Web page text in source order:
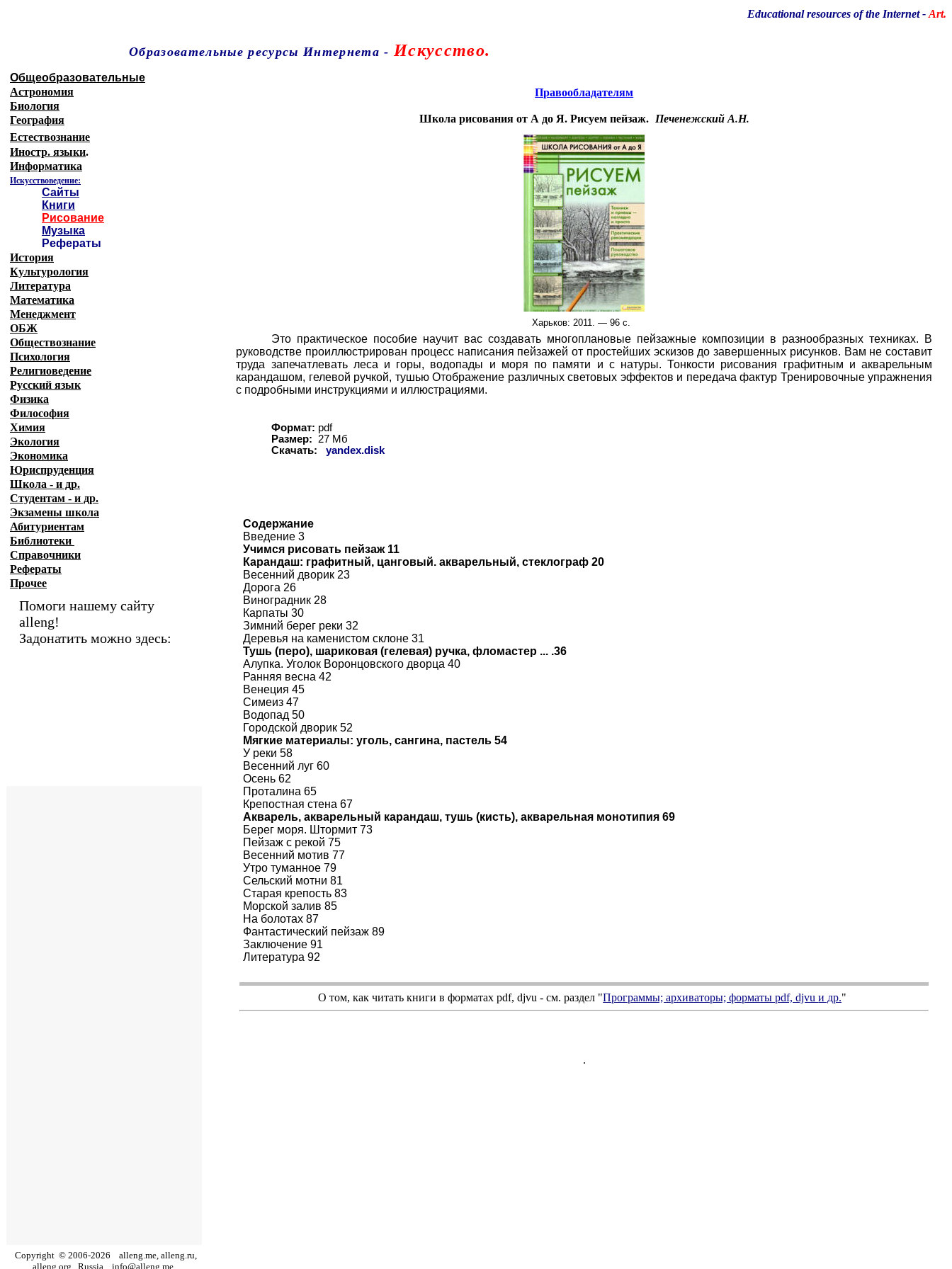
Educational resources of the Internet- Art.
Образовательные ресурсы Интернета - Искусство.
Правообладателям
Школа рисования от А до Я. Рисуем пейзаж. Печенежский А.Н.
Харьков: 2011. —96 с.
Это практическое пособие научит вас создавать многоплановые пейзажные композиции в разнообразных техниках. В
руководстве проиллюстрирован процесс написания пейзажей от простейших эскизов до завершенных рисунков. Вам не составит
труда запечатлевать леса и горы, водопады и моря по памяти и с натуры. Тонкости рисования графитным и акварельным
карандашом, гелевой ручкой, тушью Отображение различных световых эффектов и передача фактур Тренировочные упражнения
с подробными инструкциями и иллюстрациями.
Формат: pdf
Размер:
27 Мб
Скачать:
yandex.disk
Содержание
Введение 3
Учимся рисовать пейзаж 11
Карандаш: графитный, цанговый. акварельный, стеклограф 20
Весенний дворик 23
Дорога 26
Виноградник 28
Карпаты 30
Зимний берег реки 32
Деревья на каменистом склоне 31
Тушь (перо), шариковая (гелевая) ручка, фломастер ... .36
Алупка. Уголок Воронцовского дворца 40
Ранняя весна 42
Венеция 45
Симеиз 47
Водопад 50
Городской дворик 52
Мягкие материалы: уголь, сангина, пастель 54
У реки 58
Весенний луг 60
Осень 62
Проталина 65
Крепостная стена 67
Акварель, акварельный карандаш, тушь (кисть), акварельная монотипия 69
Берег моря. Штормит 73
Пейзаж с рекой 75
Весенний мотив 77
Утро туманное 79
Сельский мотни 81
Старая крепость 83
Морской залив 85
На болотах 87
Фантастический пейзаж 89
Заключение 91
Литература 92
О том, как читать книги в форматахpdf,djvu - см. раздел "Программы; архиваторы; форматыpdf, djvuи др."
.
Общеобразовательные
Астрономия
Биология
География
Естествознание
Иностр. языки.
Информатика
Искусствоведение:
Сайты
Книги
Рисование
Музыка
Рефераты
История
Культурология
Литература
Математика
Менеджмент
ОБЖ
Обществознание
Психология
Религиоведение
Русский язык
Физика
Философия
Химия
Экология
Экономика
Юриспруденция
Школа - и др.
Студентам - и др.
Экзамены школа
Абитуриентам
Библиотеки
Справочники
Рефераты
Прочее
Помоги нашему сайту
alleng!
Задонатить можно здесь:
Copyright © 2006-2026
alleng.me, alleng.ru,
alleng.org,
Russia, info@alleng.me